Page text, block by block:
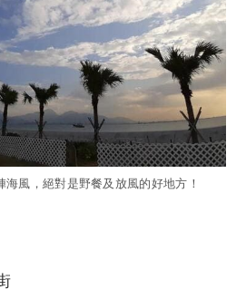
風，絕對是野餐及放風的好地方！